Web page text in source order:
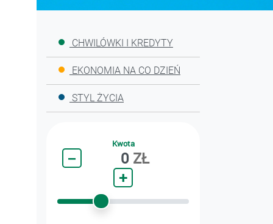
CHWILÓWKI I KREDYTY
EKONOMIA NA CO DZIEŃ
STYL ŻYCIA
Kwota
− 0ZŁ
+